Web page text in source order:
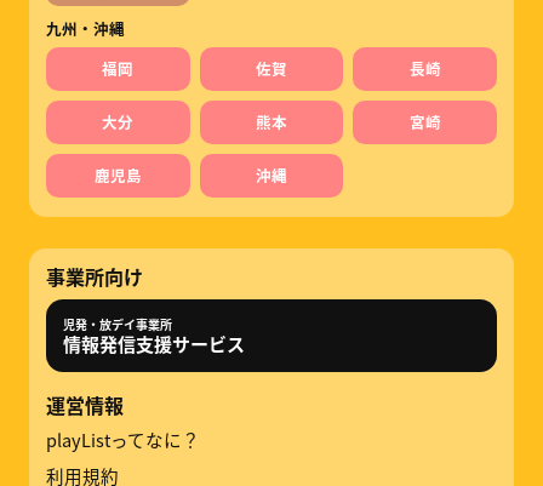
九州・沖縄
福岡
佐賀 長崎
大分 熊本 宮崎
鹿児島 沖縄
事業所向け
児発・放デイ事業所
情報発信支援サービス
運営情報
playListってなに？
利用規約